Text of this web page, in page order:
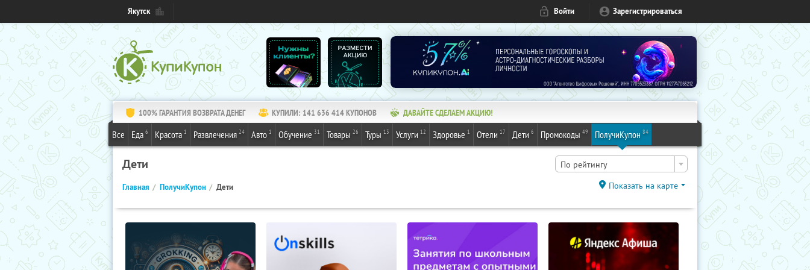
Якутск Войти Зарегистрироваться
100% ГАРАНТИЯ ВОЗВРАТА ДЕНЕГ КУПИЛИ: 141 636 415КУПОНОВ ДАВАЙТЕ СДЕЛАЕМ АКЦИЮ!
Все Еда 6 Красота 1 Развлечения 24 Авто 1 Обучение 31 Товары 26 Туры 13 Услуги 12 Здоровье 1 Отели 17 Дети 6 Промокоды 49 ПолучиКупон 84
Дети По рейтингу
Главная ПолучиКупон Дети Показать на карте